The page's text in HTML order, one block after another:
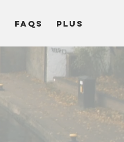
FAQs Plus